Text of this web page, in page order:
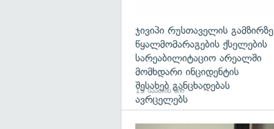
ჯივიპი რუსთაველის გამზირზე
წყალმომარაგების ქსელების
სარეაბილიტაციო არეალში
მომხდარი ინციდენტის
შესახებ განცხადებას
ავრცელებს
13 საათის წინ